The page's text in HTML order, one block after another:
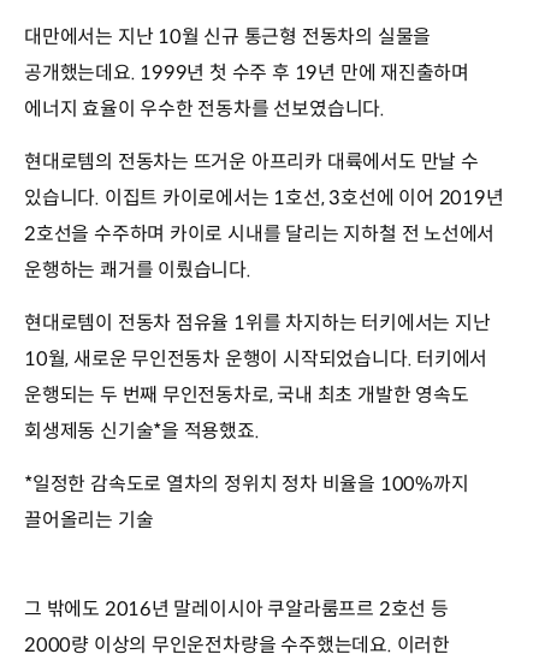
대만에서는 지난 10월 신규 통근형 전동차의 실물을
공개했는데요. 1999년 첫 수주 후 19년 만에 재진출하며
에너지 효율이 우수한 전동차를 선보였습니다.
현대로템의 전동차는 뜨거운 아프리카 대륙에서도 만날 수
있습니다. 이집트 카이로에서는 1호선, 3호선에 이어 2019년
2호선을 수주하며 카이로 시내를 달리는 지하철 전 노선에서
운행하는 쾌거를 이뤘습니다.
현대로템이 전동차 점유율 1위를 차지하는 터키에서는 지난
10월, 새로운 무인전동차 운행이 시작되었습니다. 터키에서
운행되는 두 번째 무인전동차로, 국내 최초 개발한 영속도
회생제동 신기술*을 적용했죠.
*일정한 감속도로 열차의 정위치 정차 비율을 100%까지
끌어올리는 기술
그 밖에도 2016년 말레이시아 쿠알라룸프르 2호선 등
2000량 이상의 무인운전차량을 수주했는데요. 이러한